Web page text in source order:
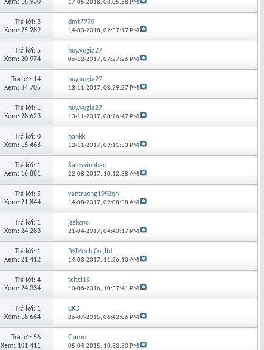
Xem: 18,930 17-05-2018,03:05:58 PM
Trả lời: 3
Xem: 25,289
dmt7779
14-03-2018,02:57:17 PM
Trả lời: 5
Xem: 20,974
huy.vugia27
06-12-2017,07:27:26 PM
Trả lời: 14
Xem: 34,705
huy.vugia27
13-11-2017,08:29:27 PM
Trả lời: 1
Xem: 28,623
huy.vugia27
13-11-2017,08:26:47 PM
Trả lời: 0
Xem: 15,468
hankk
12-11-2017,09:11:53 PM
Trả lời: 1
Xem: 16,881
Salesvinhhao
22-08-2017, 10:12:38 AM
Trả lời: 5
Xem: 21,844
vantruong1992qn
14-08-2017,09:08:58 AM
Trả lời: 1
Xem: 24,283
jzskcnc
21-04-2017,04:40:17 PM
Trả lời: 1
Xem: 21,412
BKMech Co.,ltd
14-03-2017, 11:26:10 AM
Trả lời: 4
Xem: 24,334
tcltcl15
10-06-2016, 10:57:41 PM
Trả lời: 1
Xem: 18,664
CKD
26-07-2015,06:42:06 PM
Trả lời: 56
Xem: 101,411
Gamo
05-04-2015, 10:33:53 PM